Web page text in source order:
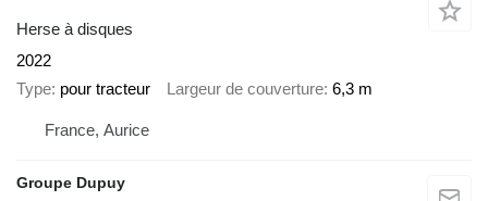
Herse à disques
2022
Type pour tracteur Largeur de couverture 6,3 m
France, Aurice
Groupe Dupuy